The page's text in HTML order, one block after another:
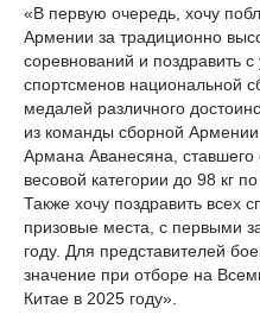
«В первую очередь, хочу
Армении за традиционно
соревнований и поздравить
спортсменов национальной
медалей различного
из команды сборной
Армана Аванесяна,
весовой категории до 98 кг
Также хочу поздравить всех
призовые места, с первыми
году. Для представителей
значение при отборе на
Китае в 2025 году».